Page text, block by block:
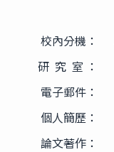
校內分機：
研 究 室 ：
電子郵件：
個人簡歷：
論文著作：